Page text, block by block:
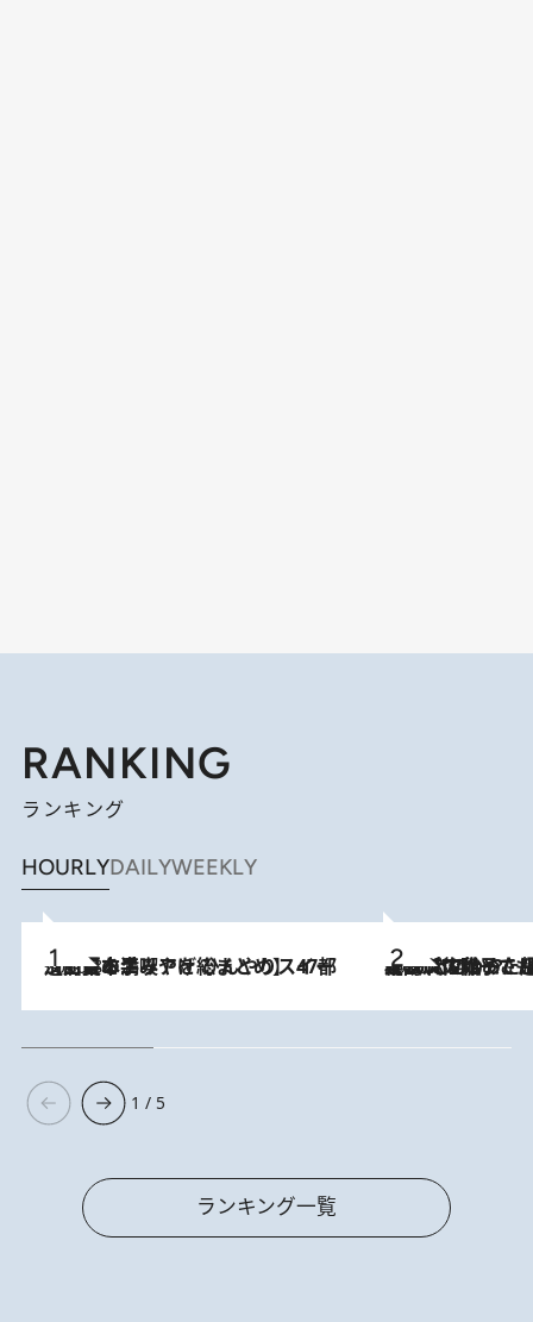
RANKING
ランキング
HOURLYDAILYWEEKLY
2026.8.5
【西日本エリアを総まとめ】 47都道府県の手みやげ ひんやりスイーツで夏を満喫 2026.8.5
【阿川佐和子さんの年とる力】なぜ70代で始めた趣味は“こんなに楽しい”のか？ ピアノ、俳句…スランプに陥っても続けられる“ある秘訣”とは
1 / 5
ランキング一覧